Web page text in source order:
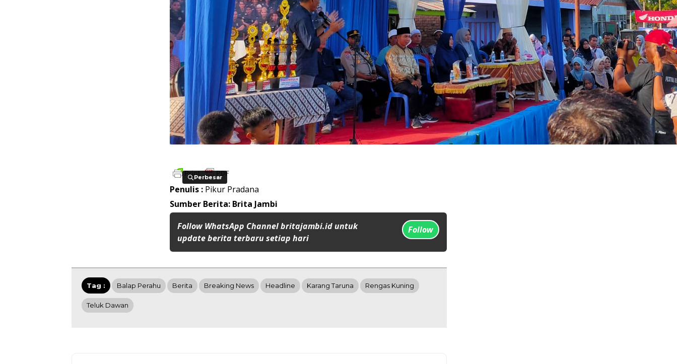
Perbesar
Perbesar
Penulis : Pikur Pradana
Sumber Berita: Brita Jambi
Follow WhatsApp Channel britajambi.id untuk
update berita terbaru setiap hari
Follow
Tag : Balap Perahu Berita Breaking News Headline Karang Taruna Rengas Kuning
Teluk Dawan